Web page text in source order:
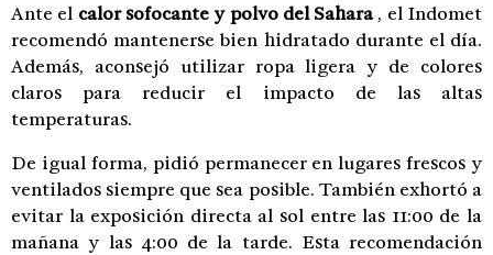
Ante el calor sofocante y polvo del Sahara, el Indomet
recomendó mantenerse bien hidratado durante el día.
Además, aconsejó utilizar ropa ligera y de colores
claros para reducir el impacto de las altas
temperaturas.
De igual forma, pidió permanecer en lugares frescos y
ventilados siempre que sea posible. También exhortó a
evitar la exposición directa al sol entre las 11:00 de la
mañana y las 4:00 de la tarde. Esta recomendación